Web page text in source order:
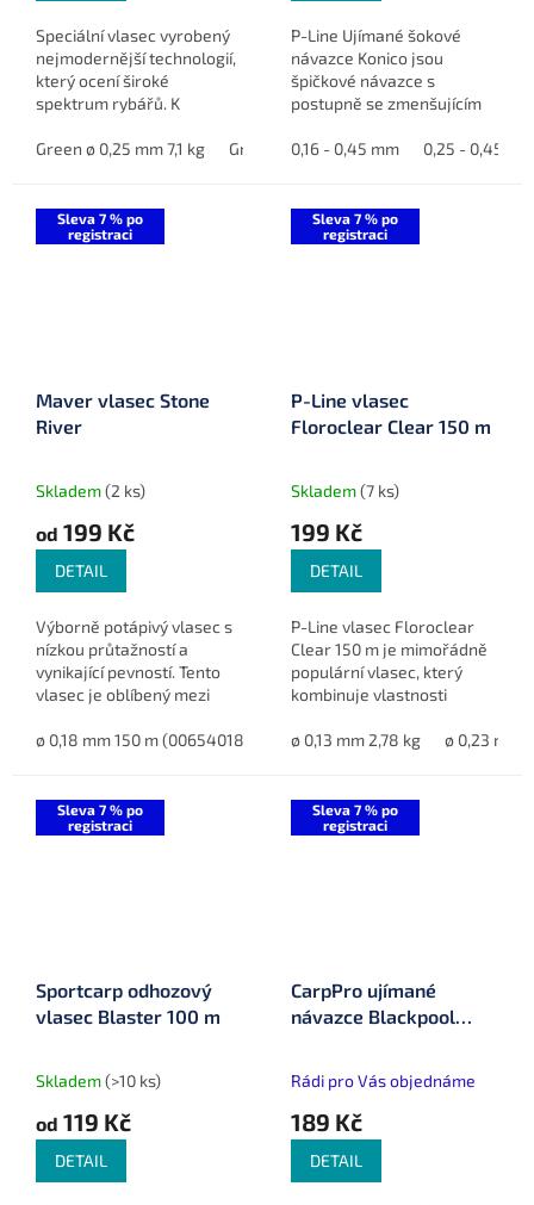
Speciální vlasec vyrobený
nejmodernější technologií,
který ocení široké
spektrum rybářů. K
barevných provedeních, s
Green ø 0,25 mm 7,1 kg Green ø 0,28 mm 8,5 kg Green ø 0,30
P-Line Ujímané šokové
návazce Konico jsou
špičkové návazce s
postupně se zmenšujícím
pomohou dosáhnout
0,16 - 0,45 mm 0,25 - 0,45 mm
Sleva 7 % po
registraci
Maver vlasec Stone
River
Skladem(2 ks)
od 199 Kč
DETAIL
Výborně potápivý vlasec s
nízkou průtažností a
vynikající pevností. Tento
vlasec je oblíbený mezi
dlouholeté spolehlivosti.
ø 0,18 mm 150 m (00654018) ø 0,20 mm 150 m (00654020)
Sleva 7 % po
registraci
P-Line vlasec
Floroclear Clear 150 m
Skladem(7 ks)
199 Kč
DETAIL
P-Line vlasec Floroclear
Clear 150 m je mimořádně
populární vlasec, který
kombinuje vlastnosti
Nyní dostupný v nižších
ø 0,13 mm 2,78 kg ø 0,23 mm
Sleva 7 % po
registraci
Sportcarp odhozový
vlasec Blaster 100 m
Skladem(>10 ks)
od 119 Kč
DETAIL
Sleva 7 % po
registraci
CarpPro ujímané
návazce Blackpool
Rádi pro Vás objednáme
189 Kč
DETAIL